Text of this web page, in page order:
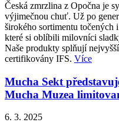
Česká zmrzlina z Opočna je
výjimečnou chuť. Už po
širokého sortimentu točených
které si oblíbili milovníci
Naše produkty splňují
certifikovány IFS. Více
Mucha Sekt
Mucha Muzea
6. 3. 2025